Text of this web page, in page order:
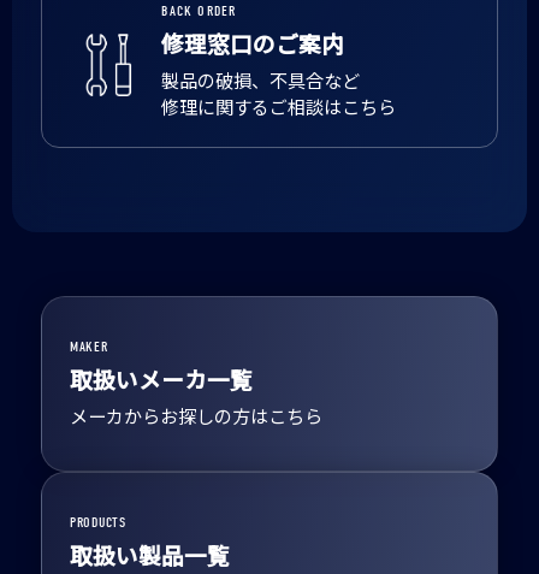
BACK ORDER
修理窓口のご案内
製品の破損、不具合など
修理に関するご相談はこちら
MAKER
取扱いメーカ一覧
メーカからお探しの方はこちら
PRODUCTS
取扱い製品一覧